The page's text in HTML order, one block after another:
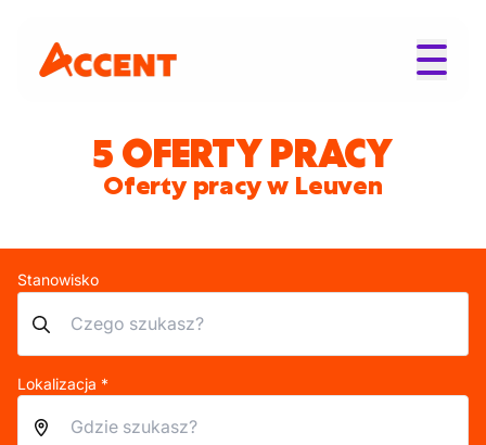
5 OFERTY PRACY
Oferty pracy w Leuven
Stanowisko
Lokalizacja *